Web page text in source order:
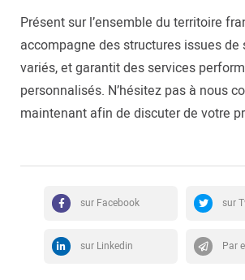
Présent sur l’ensemble du territoire
accompagne des structures issues
variés, et garantit des services
personnalisés. N’hésitez pas à nous
maintenant afin de discuter de votre
sur Facebook sur
sur Linkedin Par